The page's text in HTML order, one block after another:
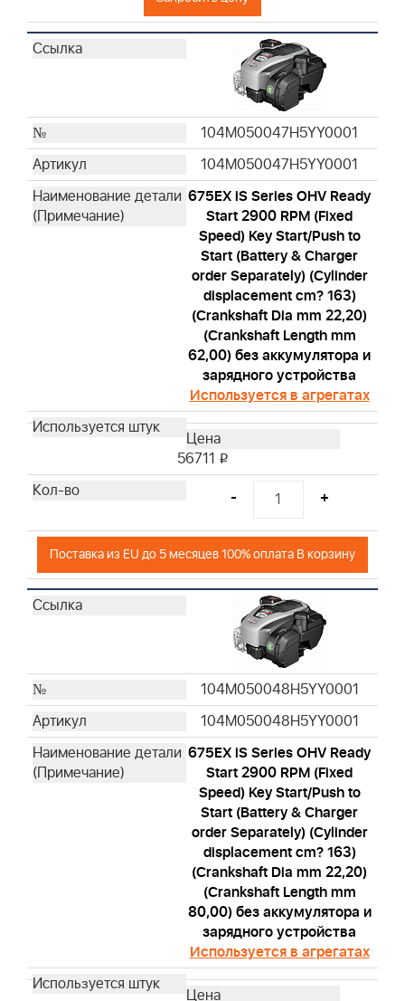
104M050047H5YY0001
104M050047H5YY0001
675EX iS Series OHV Ready
Start 2900 RPM (Fixed
Speed) Key Start/Push to
Start (Battery & Charger
order Separately) (Cylinder
displacement cm? 163)
(Crankshaft Dia mm 22,20)
(Crankshaft Length mm
62,00) без аккумулятора и
зарядного устройства
Используется в агрегатах
56711 i
- +
Поставка из EU до 5 месяцев 100% оплата В корзину
104M050048H5YY0001
104M050048H5YY0001
675EX iS Series OHV Ready
Start 2900 RPM (Fixed
Speed) Key Start/Push to
Start (Battery & Charger
order Separately) (Cylinder
displacement cm? 163)
(Crankshaft Dia mm 22,20)
(Crankshaft Length mm
80,00) без аккумулятора и
зарядного устройства
Используется в агрегатах